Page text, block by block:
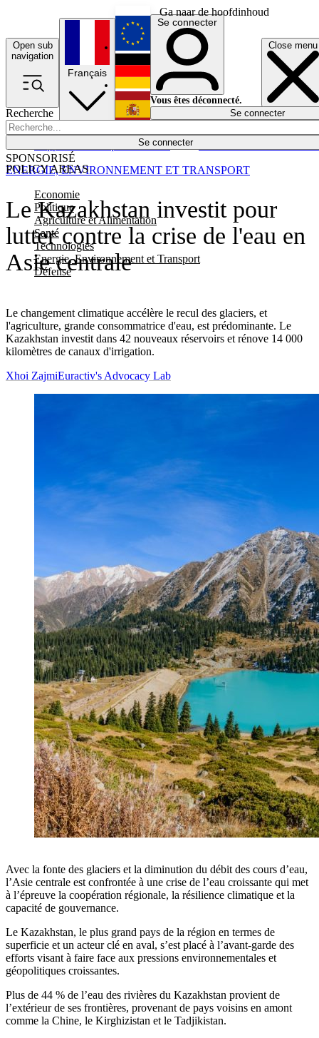
Ga naar de hoofdinhoud
Open sub
navigation
Close menu
Recherche
Se connecter
POLICY AREAS
Economie
Politique
Agriculture et Alimentation
Santé
Technologies
Energie, Environnement et Transport
Défense
Économie
Français
English
Deutsch
Español
Se connecter
Vous êtes déconnecté.
Se connecter
Le Kazakhstan investit pour
lutter contre la crise de l'eau en
Asie centrale
Le changement climatique accélère le recul des glaciers, et
l'agriculture, grande consommatrice d'eau, est prédominante. Le
Kazakhstan investit dans 42 nouveaux réservoirs et rénove 14 000
kilomètres de canaux d'irrigation.
SPONSORISÉ
ENERGIE, ENVIRONNEMENT ET TRANSPORT
Xhoi ZajmiEuractiv's Advocacy Lab
Avec la fonte des glaciers et la diminution du débit des cours d’eau,
l’Asie centrale est confrontée à une crise de l’eau croissante qui met
à l’épreuve la coopération régionale, la résilience climatique et la
capacité de gouvernance.
Le Kazakhstan, le plus grand pays de la région en termes de
superficie et un acteur clé en aval, s’est placé à l’avant-garde des
efforts visant à faire face aux pressions environnementales et
géopolitiques croissantes.
Plus de 44 % de l’eau des rivières du Kazakhstan provient de
l’extérieur de ses frontières, provenant de pays voisins en amont
comme la Chine, le Kirghizistan et le Tadjikistan.